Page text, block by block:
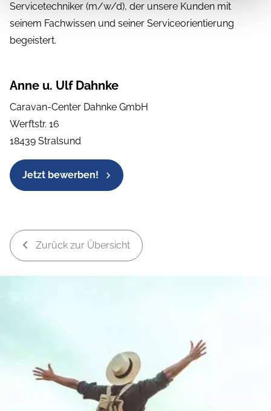
Servicetechniker (m/w/d), der unsere Kunden mit
seinem Fachwissen und seiner Serviceorientierung
begeistert.
Anne u. Ulf Dahnke
Caravan-Center Dahnke GmbH
Werftstr. 16
18439 Stralsund
Jetzt bewerben!
Zurück zur Übersicht